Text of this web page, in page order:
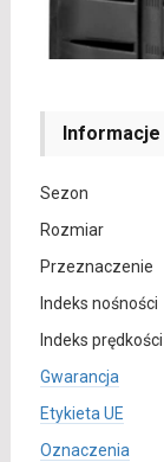
Informacje
Sezon
Rozmiar
Przeznaczenie
Indeks nośności
Indeks prędkości
Gwarancja
Etykieta UE
Oznaczenia